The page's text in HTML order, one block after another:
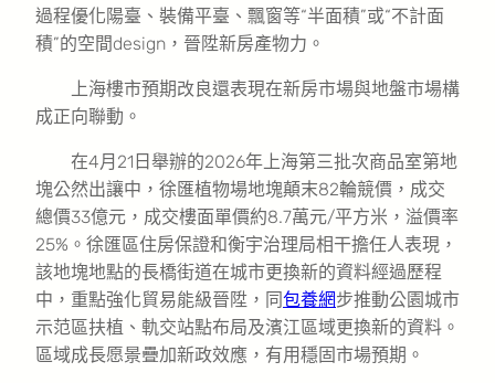
過程優化陽臺、裝備平臺、飄窗等“半面積”或“不計面
積”的空間design，晉陞新房產物力。
上海樓市預期改良還表現在新房市場與地盤市場構
成正向聯動。
在4月21日舉辦的2026年上海第三批次商品室第地
塊公然出讓中，徐匯植物場地塊顛末82輪競價，成交
總價33億元，成交樓面單價約8.7萬元/平方米，溢價率
25%。徐匯區住房保證和衡宇治理局相干擔任人表現，
該地塊地點的長橋街道在城市更換新的資料經過歷程
中，重點強化貿易能級晉陞，同包養網步推動公園城市
示范區扶植、軌交站點布局及濱江區域更換新的資料。
區域成長愿景疊加新政效應，有用穩固市場預期。